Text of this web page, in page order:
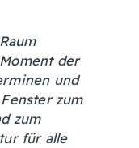
der
und
zum
zum
für alle